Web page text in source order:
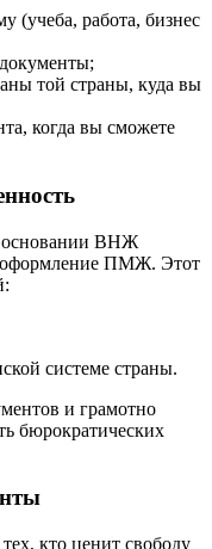
(учеба, работа, бизнес
той страны, куда вы
когда вы сможете
основании ВНЖ
оформление ПМЖ. Этот
системе страны.
и грамотно
бюрократических
кто ценит свободу